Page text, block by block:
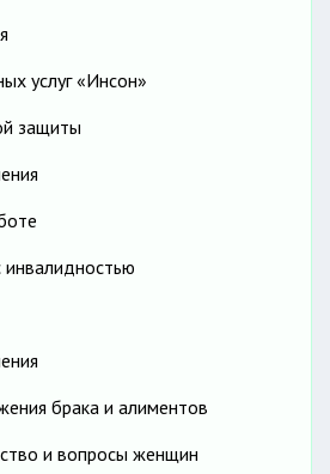
услуг «Инсон»
защиты
инвалидностью
брака и алиментов
и вопросы женщин